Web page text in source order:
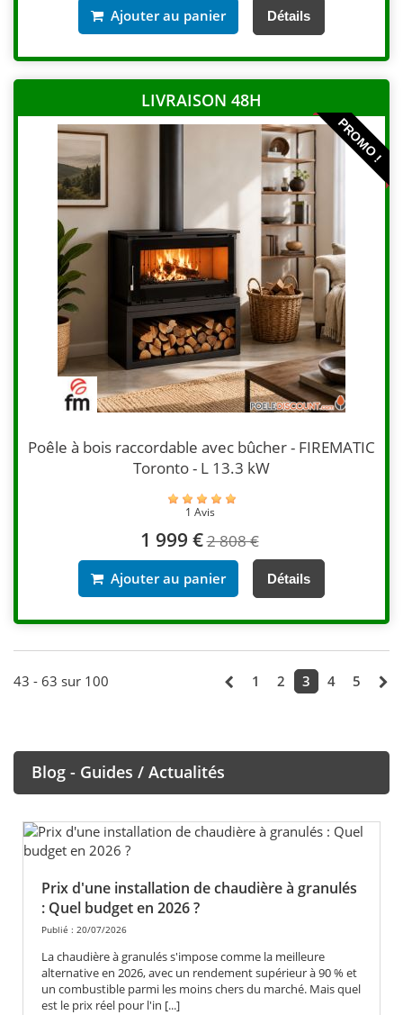
Ajouter au panier Détails
LIVRAISON 48H
PROMO !
Poêle à bois raccordable avec bûcher - FIREMATIC
Toronto - L 13.3 kW
1 Avis
1 999 €2 808 €
Ajouter au panier Détails
1 2 3 4 5
43 - 63 sur 100
Blog - Guides / Actualités
Prix d'une installation de chaudière à granulés
: Quel budget en 2026 ?
Publié : 20/07/2026
La chaudière à granulés s'impose comme la meilleure
alternative en 2026, avec un rendement supérieur à 90 % et
un combustible parmi les moins chers du marché. Mais quel
est le prix réel pour l'in [...]